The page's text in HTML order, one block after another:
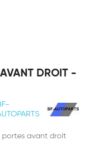
AVANT DROIT -
portes avant droit